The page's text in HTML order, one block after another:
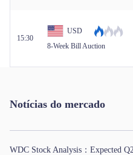
15:30
USD
8-Week Bill Auction
Notícias do mercado
WDC Stock Analysis：Expected